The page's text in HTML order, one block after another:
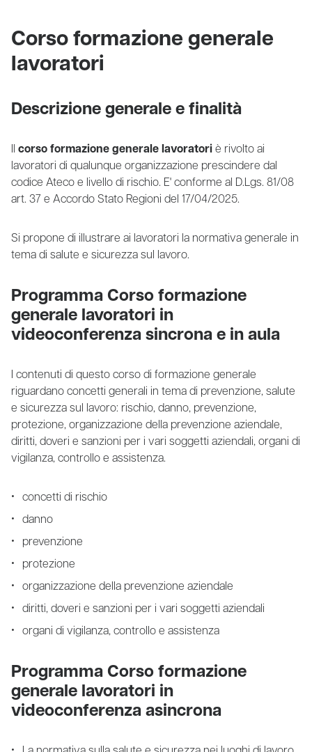
Corso formazione generale
lavoratori
Descrizione generale e finalità
corso formazione generale lavoratori è rivolto ai
lavoratori di qualunque organizzazione prescindere dal
codice Ateco e livello di rischio. E' conforme al D.Lgs. 81/08
art. 37 e Accordo Stato Regioni del 17/04/2025.
Si propone di illustrare ai lavoratori la normativa generale in
tema di salute e sicurezza sul lavoro.
Programma Corso formazione
generale lavoratori in
videoconferenza sincrona e in aula
I contenuti di questo corso di formazione generale
riguardano concetti generali in tema di prevenzione, salute
e sicurezza sul lavoro: rischio, danno, prevenzione,
protezione, organizzazione della prevenzione aziendale,
diritti, doveri e sanzioni per i vari soggetti aziendali, organi di
vigilanza, controllo e assistenza.
concetti di rischio
danno
prevenzione
protezione
organizzazione della prevenzione aziendale
diritti, doveri e sanzioni per i vari soggetti aziendali
organi di vigilanza, controllo e assistenza
Programma Corso formazione
generale lavoratori in
videoconferenza asincrona